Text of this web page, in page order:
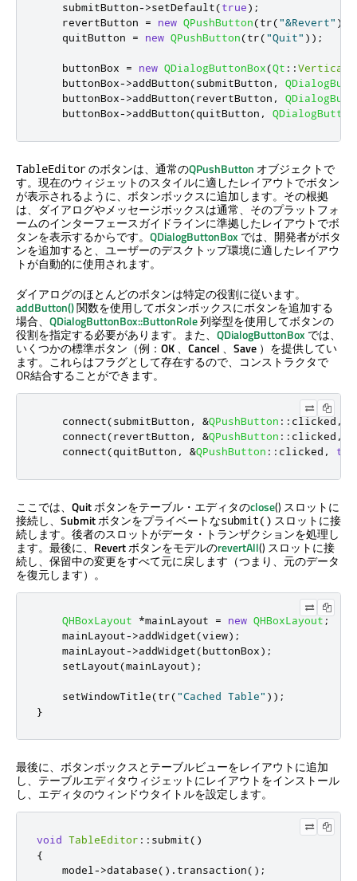
    submitButton
->setDefault(true);
    revertButton
= new QPushButton(tr("&Revert" ));
    quitButton
= new QPushButton(tr("Quit" ));
    buttonBox
= new QDialogButtonBox(Qt ::Vertical
    buttonBox
->addButton(submitButton ,
    buttonBox
->addButton(revertButton ,
    buttonBox
->addButton(quitButton ,
TableEditorのボタンは、通常のQPushButton オブジェクトで
す。現在のウィジェットのスタイルに適したレイアウトでボタン
が表示されるように、ボタンボックスに追加します。その根拠
は、ダイアログやメッセージボックスは通常、そのプラットフォ
ームのインターフェースガイドラインに準拠したレイアウトでボ
タンを表示するからです。 QDialogButtonBox では、開発者がボタ
ンを追加すると、ユーザーのデスクトップ環境に適したレイアウ
トが自動的に使用されます。
ダイアログのほとんどのボタンは特定の役割に従います。
addButton()関数を使用してボタンボックスにボタンを追加する
場合、 QDialogButtonBox::ButtonRole列挙型を使用してボタンの
役割を指定する必要があります。また、 QDialogButtonBox では、
いくつかの標準ボタン（例： OK、 Cancel 、 Save ）を提供してい
ます。これらはフラグとして存在するので、コンストラクタで
OR結合することができます。
    connect
(submitButton , &QPushButton :: clicked ,
    connect
(revertButton , &QPushButton :: clicked ,
    connect
(quitButton , &QPushButton :: clicked ,
ここでは、 Quitボタンをテーブル・エディタのclose() スロットに
接続し、 Submitボタンをプライベートなsubmit() スロットに接
続します。後者のスロットがデータ・トランザクションを処理し
ます。最後に、 RevertボタンをモデルのrevertAll() スロットに接
続し、保留中の変更をすべて元に戻します（つまり、元のデータ
を復元します）。
QHBoxLayout *mainLayout = new QHBoxLayout ;
    mainLayout
->addWidget(view);
    mainLayout
->addWidget(buttonBox);
    setLayout
(mainLayout);
    setWindowTitle
(tr("Cached Table" ));
}
最後に、ボタンボックスとテーブルビューをレイアウトに追加
し、テーブルエディタウィジェットにレイアウトをインストール
し、エディタのウィンドウタイトルを設定します。
void TableEditor :: submit()
{
    model
->database() . transaction();